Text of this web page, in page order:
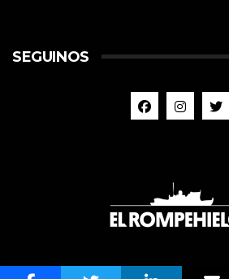
SEGUINOS